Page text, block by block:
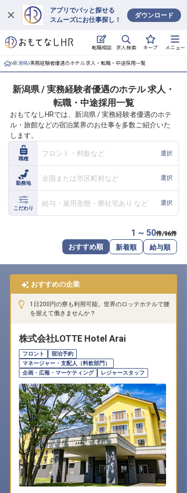
アプリでパッと探せる
スムーズにお仕事探し！
ダウンロード
転職相談 求人検索 キープ メニュー
ログイン
求人・施設を探す
就職・転職 合同説明会
おもてなしHRについて
ご利用の流れ
よくある質問
ホテル・宿泊業界情報コラム
転職サポートに申し込む
採用をお考えの企業様へ
新潟県 実務経験者優遇のホテル 求人・転職・中途採用一覧
新潟県 / 実務経験者優遇のホテル 求人・
転職・中途採用一覧
おもてなしHRでは、新潟県 / 実務経験者優遇のホテ
ル・旅館などの宿泊業界のお仕事を多数ご紹介いた
します。
職種
フロント・料飲など 選択
勤務地
全国または市区町村など 選択
こだわり
給与・雇用形態・寮社宅あり など 選択
1 ~ 50件/96件
おすすめ順 新着順 給与順
おすすめの企業
1日200円の寮も利用可能。世界のロッテホテルで腰
を据えて働きませんか？
株式会社LOTTE Hotel Arai
フロント
宿泊予約
マネージャー・支配人（料飲部門）
企画・広報・マーケティング
レジャースタッフ